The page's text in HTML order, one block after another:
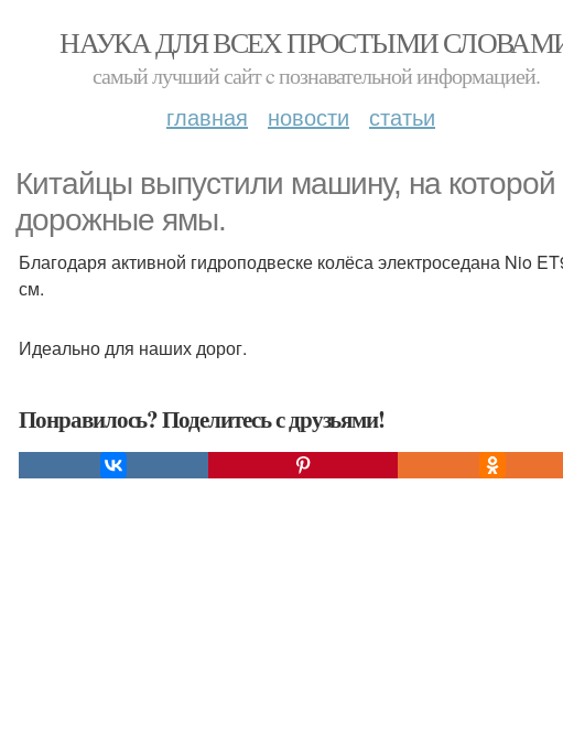
НАУКА ДЛЯ ВСЕХ ПРОСТЫМИ
самый лучший сайт c познавательной информацией.
главная новости статьи
Китайцы выпустили машину, на
дорожные ямы.
Благодаря активной гидроподвеске колёса электроседана Nio
см.
Идеально для наших дорог.
Понравилось? Поделитесь с друзьями!